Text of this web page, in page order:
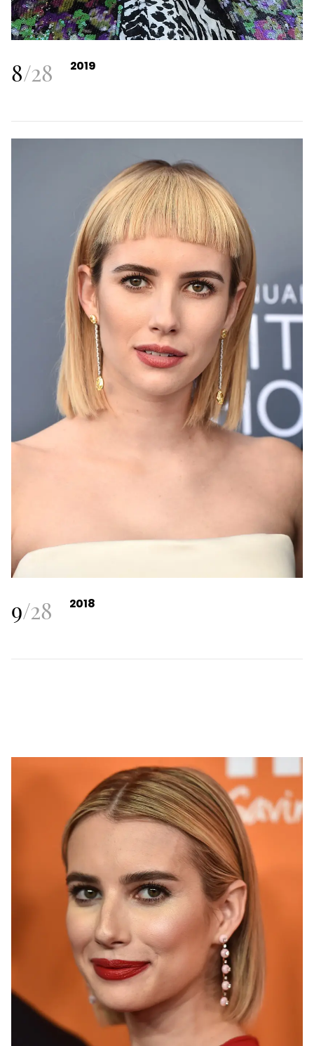
8/28 2019
9/28 2018